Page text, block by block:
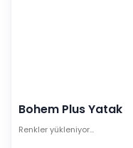
Bohem Plus Yatak
Renkler yükleniyor…